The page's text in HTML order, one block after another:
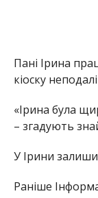
Пані Ірина
кіоску
«Ірина була
– згадують
У Ірини
Раніше